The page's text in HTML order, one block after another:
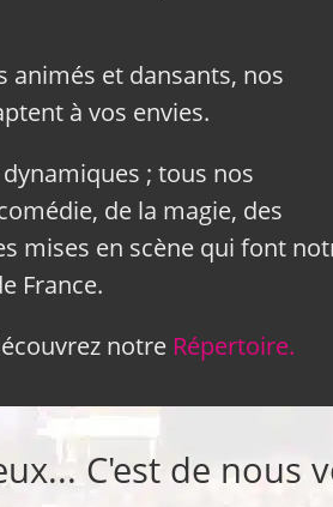
animés et dansants, nos
à vos envies.
; tous nos
de la magie, des
mises en scène qui font
France.
notre Répertoire.
C'est de nous